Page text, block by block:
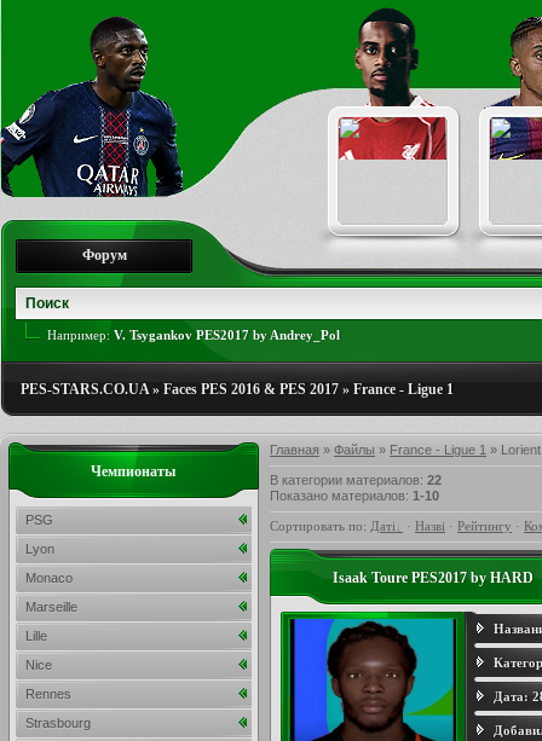
Форум
Например: V. Tsygankov PES2017 by Andrey_Pol
PES-STARS.CO.UA» Faces PES 2016 & PES 2017 » France - Ligue 1
Главная » Файлы » France - Ligue 1 » Lorient
В категории материалов: 22
Показано материалов: 1-10
Сортировать по: Даті · Назві · Рейтингу ·
Isaak Toure PES2017 by HARD
Дата:
Чемпионаты
PSG
Lyon
Monaco
Marseille
Lille
Nice
Rennes
Strasbourg